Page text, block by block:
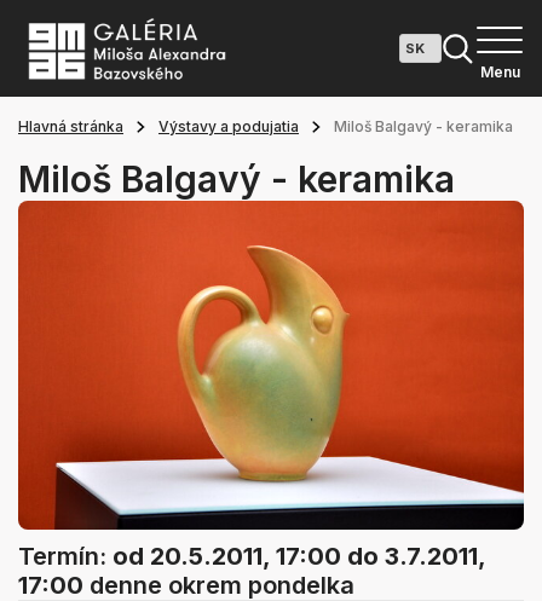
Menu
Hlavná stránka Výstavy a podujatia Miloš Balgavý - keramika
Miloš Balgavý - keramika
Termín: od 20.5.2011, 17:00 do 3.7.2011,
17:00 denne okrem pondelka